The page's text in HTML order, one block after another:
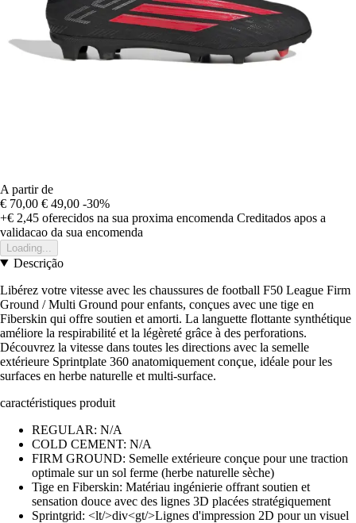
A partir de
€ 70,00 € 49,00 -30%
+€ 2,45 oferecidos na sua proxima encomenda Creditados apos a
validacao da sua encomenda
Loading...
Descrição
Libérez votre vitesse avec les chaussures de football F50 League Firm
Ground / Multi Ground pour enfants, conçues avec une tige en
Fiberskin qui offre soutien et amorti. La languette flottante synthétique
améliore la respirabilité et la légèreté grâce à des perforations.
Découvrez la vitesse dans toutes les directions avec la semelle
extérieure Sprintplate 360 anatomiquement conçue, idéale pour les
surfaces en herbe naturelle et multi-surface.
caractéristiques produit
REGULAR: N/A
COLD CEMENT: N/A
FIRM GROUND: Semelle extérieure conçue pour une traction
optimale sur un sol ferme (herbe naturelle sèche)
Tige en Fiberskin: Matériau ingénierie offrant soutien et
sensation douce avec des lignes 3D placées stratégiquement
Sprintgrid: <lt/>div<gt/>Lignes d'impression 2D pour un visuel